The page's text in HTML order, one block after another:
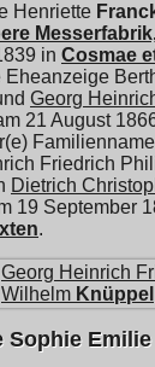
Henriette
in Cosmae
Eheanzeige
Georg
21 August
Friedrich
Dietrich
19 September
.
Georg Heinrich
Wilhelm Knüppel
Sophie